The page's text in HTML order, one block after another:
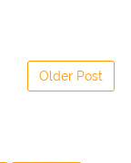
Older Post